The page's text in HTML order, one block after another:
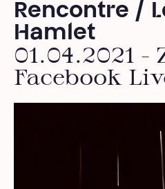
Rencontre /
Hamlet
01.04.2021 -
Facebook